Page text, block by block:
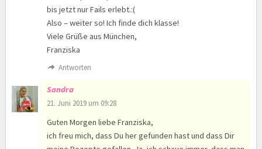
bis jetzt nur Fails erlebt.:(
Also – weiter so! Ich finde dich klasse!
Viele Grüße aus München,
Franziska
Antworten
Sandra
21. Juni 2019 um 09:28
Guten Morgen liebe Franziska,
ich freu mich, dass Du her gefunden hast und dass Dir